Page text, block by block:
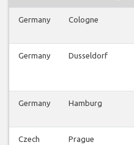
Germany Cologne
Germany Dusseldorf
Germany Hamburg
Czech
Prague